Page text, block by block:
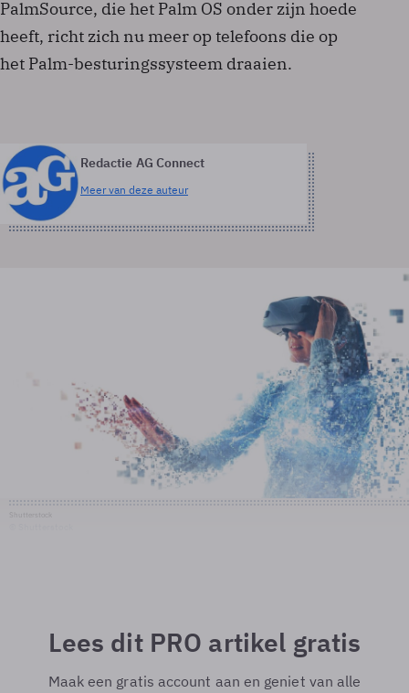
PalmSource, die het Palm OS onder zijn hoede
heeft, richt zich nu meer op telefoons die op
het Palm-besturingssysteem draaien.
Redactie AG Connect
Meer van deze auteur
Lees dit PRO artikel gratis
Maak een gratis account aan en geniet van alle